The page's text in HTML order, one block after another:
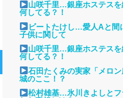
山咲千里…銀座ホステスを
何してる？！
ビートたけし…愛人Aと間
子供に関して
山咲千里…銀座ホステスを
何してる？！
石田たくみの実家「メロ
城のここ！？
松村雄基…氷川きよしとフ